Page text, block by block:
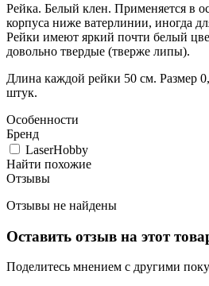
Рейка. Белый клен. Применяется в
корпуса ниже ватерлинии, иногда
Рейки имеют яркий почти белый
довольно твердые (тверже липы).
Длина каждой рейки 50 см. Размер
штук.
Особенности
Бренд
LaserHobby
Найти похожие
Отзывы
Отзывы не найдены
Оставить отзыв на этот
Поделитесь мнением с другими